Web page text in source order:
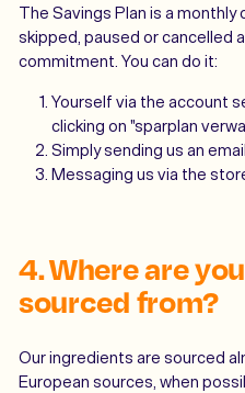
The Savings Plan is a
skipped, paused or cancelled
commitment. You can do it:
Yourself via the account
clicking on "sparplan
Simply sending us an
Messaging us via the
4. Where are
sourced from?
Our ingredients are sourced
European sources, when